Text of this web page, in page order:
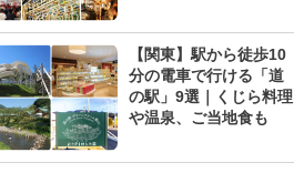
【関東】駅から徒歩10
分の電車で行ける「道
の駅」9選｜くじら料理
や温泉、ご当地食も